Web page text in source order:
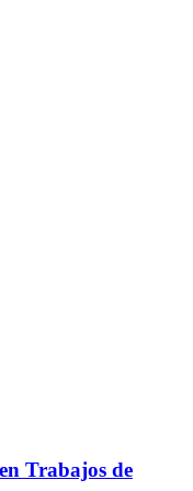
Trabajos de